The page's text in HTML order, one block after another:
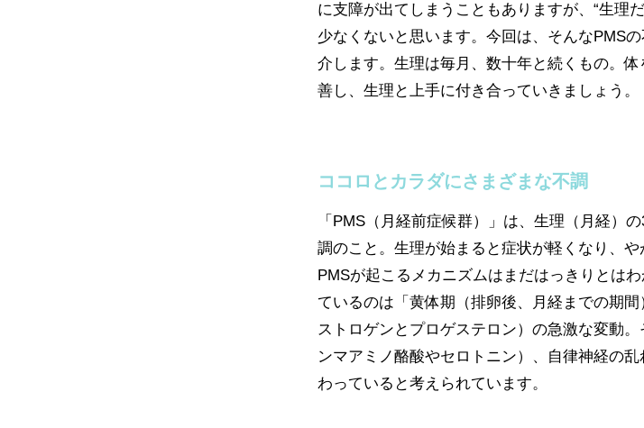
に支障が出てしまうこともありますが、“生理
少なくないと思います。今回は、そんなPMS
介します。生理は毎月、数十年と続くもの。
善し、生理と上手に付き合っていきましょう。
ココロとカラダにさまざまな不調
「PMS（月経前症候群）」は、生理（月経）
調のこと。生理が始まると症状が軽くなり、や
PMSが起こるメカニズムはまだはっきりとは
ているのは「黄体期（排卵後、月経までの期
ストロゲンとプロゲステロン）の急激な変動
ンマアミノ酪酸やセロトニン）、自律神経の
わっていると考えられています。